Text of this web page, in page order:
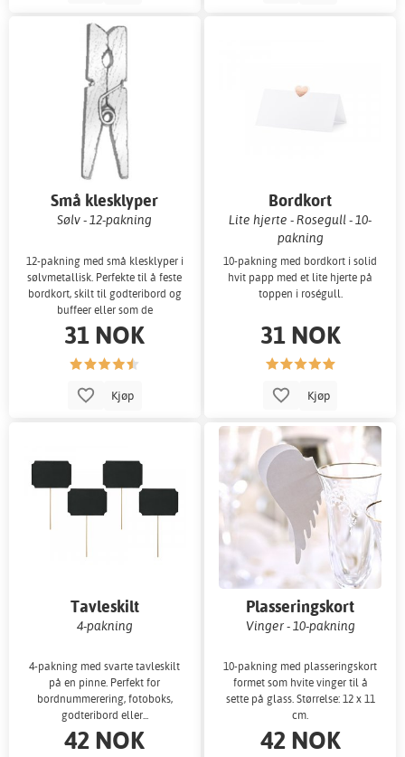
Små klesklyper
Sølv - 12-pakning
12-pakning med små klesklyper i
sølvmetallisk. Perfekte til å feste
bordkort, skilt til godteribord og
buffeer eller som de
31 NOK
Kjøp
Bordkort
Lite hjerte - Rosegull - 10-
pakning
10-pakning med bordkort i solid
hvit papp med et lite hjerte på
toppen i roségull.
31 NOK
Kjøp
Tavleskilt
4-pakning
4-pakning med svarte tavleskilt
på en pinne. Perfekt for
bordnummerering, fotoboks,
godteribord eller...
42 NOK
Plasseringskort
Vinger - 10-pakning
10-pakning med plasseringskort
formet som hvite vinger til å
sette på glass. Størrelse: 12 x 11
cm.
42 NOK